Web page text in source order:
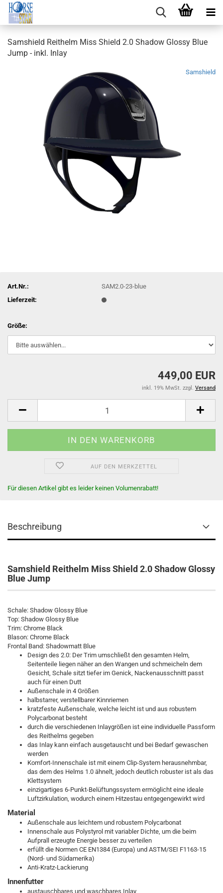
Samshield Reithelm Miss Shield 2.0 Shadow Glossy Blue
Jump - inkl. Inlay
Samshield
Art.Nr.:
SAM2.0-23-blue
Lieferzeit:
Größe:
449,00 EUR
inkl. 19% MwSt. zzgl. Versand
AUF DEN MERKZETTEL
Für diesen Artikel gibt es leider keinen Volumenrabatt!
Beschreibung
Samshield Reithelm Miss Shield 2.0 Shadow Glossy
Blue Jump
Schale: Shadow Glossy Blue
Top: Shadow Glossy Blue
Trim: Chrome Black
Blason: Chrome Black
Frontal Band: Shadowmatt Blue
Design des 2.0: Der Trim umschließt den gesamten Helm,
Seitenteile liegen näher an den Wangen und schmeicheln dem
Gesicht, Schale sitzt tiefer im Genick, Nackenausschnitt passt
auch für einen Dutt
Außenschale in 4 Größen
halbstarrer, verstellbarer Kinnriemen
kratzfeste Außenschale, welche leicht ist und aus robustem
Polycarbonat besteht
durch die verschiedenen Inlaygrößen ist eine individuelle Passform
des Reithelms gegeben
das Inlay kann einfach ausgetauscht und bei Bedarf gewaschen
werden
Komfort-Innenschale ist mit einem Clip-System herausnehmbar,
das dem des Helms 1.0 ähnelt, jedoch deutlich robuster ist als das
Klettsystem
einzigartiges 6-Punkt-Belüftungssystem ermöglicht eine ideale
Luftzirkulation, wodurch einem Hitzestau entgegengewirkt wird
Material
Außenschale aus leichtem und robustem Polycarbonat
Innenschale aus Polystyrol mit variabler Dichte, um die beim
Aufprall erzeugte Energie besser zu verteilen
erfüllt die Normen CE EN1384 (Europa) und ASTM/SEI F1163-15
(Nord- und Südamerika)
Anti-Kratz-Lackierung
Innenfutter
austauschbares und waschbares Inlay